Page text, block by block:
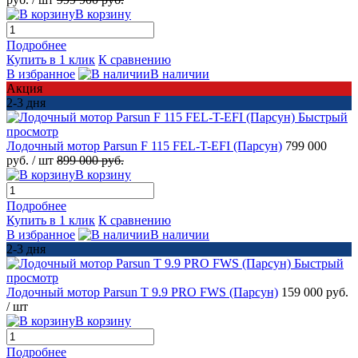
В корзину
Подробнее
Купить в 1 клик К сравнению
В избранное
В наличии
Акция
2-3 дня
Быстрый
просмотр
Лодочный мотор Parsun F 115 FEL-T-EFI (Парсун) 799 000
руб. / шт 899 000 руб.
В корзину
Подробнее
Купить в 1 клик К сравнению
В избранное
В наличии
2-3 дня
Быстрый
просмотр
Лодочный мотор Parsun T 9.9 PRO FWS (Парсун) 159 000 руб.
/ шт
В корзину
Подробнее